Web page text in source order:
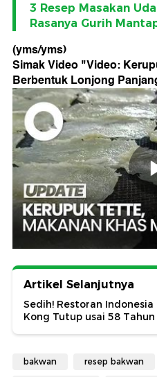
3 Resep Masakan
Rasanya Gurih
(yms/yms)
Simak Video "Video:
Berbentuk Lonjong
Artikel Selanjutnya
Sedih! Restoran
Kong Tutup usai 58
bakwan resep bakwan